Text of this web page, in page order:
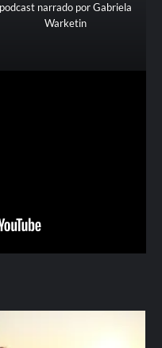
podcast narrado por Gabriela
Warketin